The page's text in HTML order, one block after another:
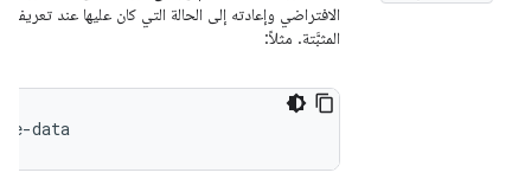
الافتراضي وإعادته إلى الحالة التي كان عليها عند
المثبَّتة. مثلاً:
data